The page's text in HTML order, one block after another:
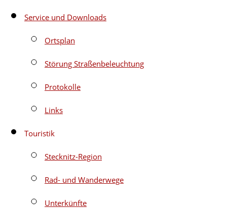
Service und Downloads
Ortsplan
Störung Straßenbeleuchtung
Protokolle
Links
Touristik
Stecknitz-Region
Rad- und Wanderwege
Unterkünfte